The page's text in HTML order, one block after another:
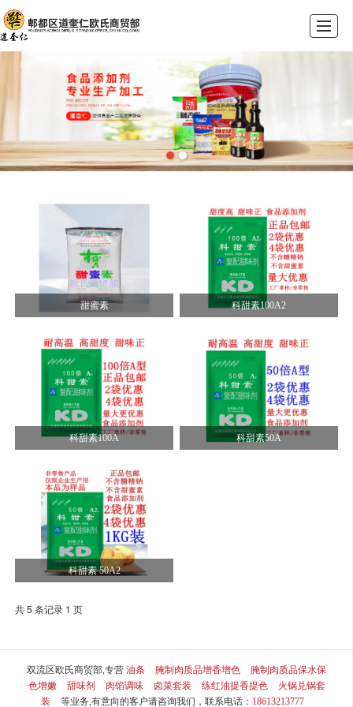
公司介绍 产品展示 新闻动态 联系我们
甜蜜素 科甜素100A2
科甜素100A 科甜素50A
科甜素 50A2
共 5 条记录 1 页
双流区欧氏商贸部,专营 油条 腌制肉质品增香增色
腌制肉质品保水保
色增嫩
甜味剂 肉馅调味 卤菜套装 练红油提香提色
火锅兑锅套
装
等业务,有意向的客户请咨询我们，联系电话： 18613213777